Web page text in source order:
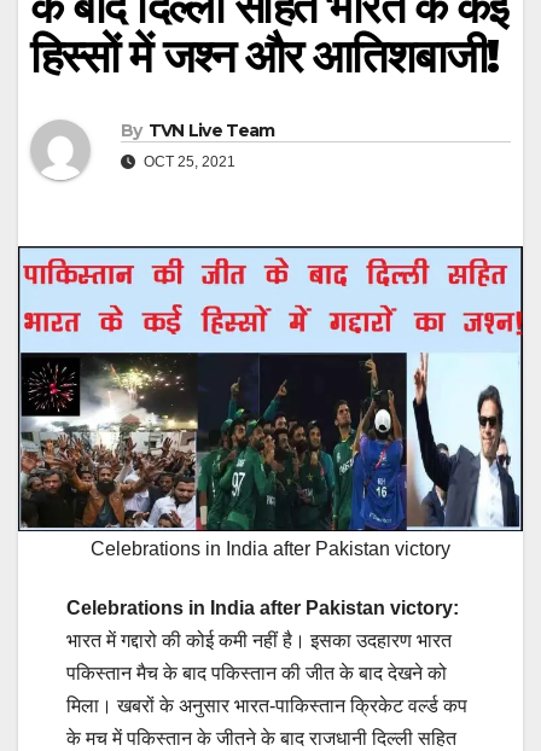
हिस्सों में जश्न और आतिशबाजी!
By TVN Live Team
OCT 25, 2021
Celebrations in India after Pakistan victory
Celebrations in India after Pakistan victory:
भारत में गद्दारो की कोई कमी नहीं है। इसका उदहारण भारत
पकिस्तान मैच के बाद पकिस्तान की जीत के बाद देखने को
मिला। खबरों के अनुसार भारत-पाकिस्तान क्रिकेट वर्ल्ड कप
के मच में पकिस्तान के जीतने के बाद राजधानी दिल्ली सहित